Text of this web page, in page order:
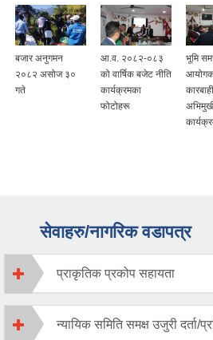
बजार अनुगमन
२०८२ असोज ३०
गते
आ.व. २०८२-०८३
को वार्षिक बजेट नीति
कार्यक्रमका
फोटोहरू
भूमि
सेवाहरु/नागरिक वडापत्र
प्राकृतिक प्रकोप सहायता
न्यायिक समिति समक्ष उजुरी दर्ता/